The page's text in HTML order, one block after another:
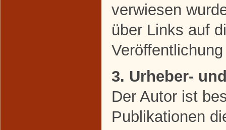
verwiesen
über Links auf
3. Urheber-
Der Autor ist
Publikationen